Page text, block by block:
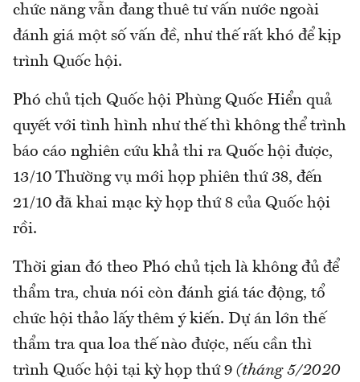
chức năng vẫn đang thuê tư vấn nước ngoài
đánh giá một số vấn đề, như thế rất khó để kịp
trình Quốc hội.
Phó chủ tịch Quốc hội Phùng Quốc Hiển quả
quyết với tình hình như thế thì không thể trình
báo cáo nghiên cứu khả thi ra Quốc hội được,
13/10 Thường vụ mới họp phiên thứ 38, đến
21/10 đã khai mạc kỳ họp thứ 8 của Quốc hội
rồi.
Thời gian đó theo Phó chủ tịch là không đủ để
thẩm tra, chưa nói còn đánh giá tác động, tổ
chức hội thảo lấy thêm ý kiến. Dự án lớn thế
thẩm tra qua loa thế nào được, nếu cần thì
trình Quốc hội tại kỳ họp thứ 9 (tháng 5/2020